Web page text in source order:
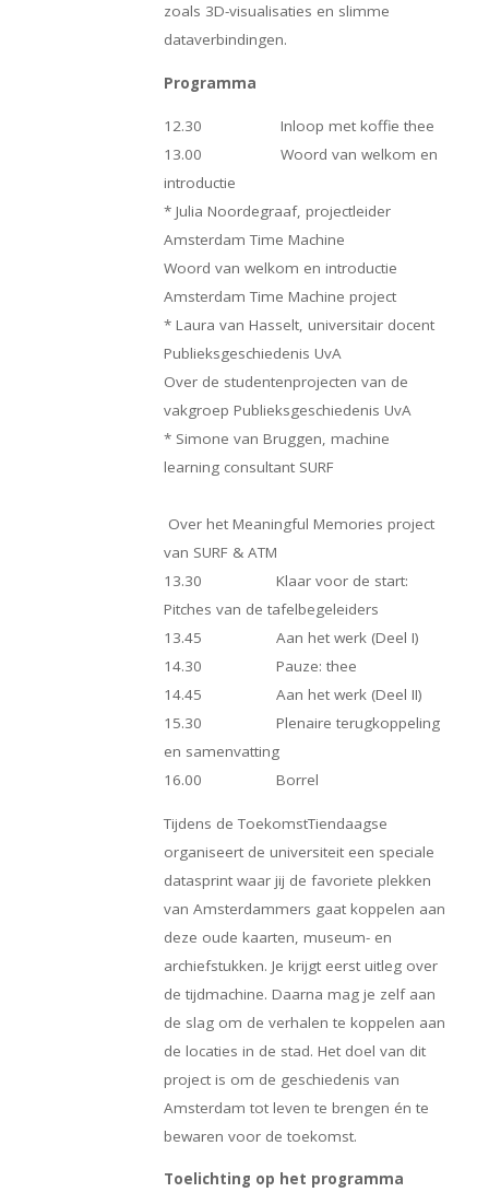
zoals 3D-visualisaties en slimme
dataverbindingen.
Programma
12.30 Inloop met koffie thee
13.00 Woord van welkom en
introductie
* Julia Noordegraaf, projectleider
Amsterdam Time Machine
Woord van welkom en introductie
Amsterdam Time Machine project
* Laura van Hasselt, universitair docent
Publieksgeschiedenis UvA
Over de studentenprojecten van de
vakgroep Publieksgeschiedenis UvA
* Simone van Bruggen, machine
learning consultant SURF
Over het Meaningful Memories project
van SURF & ATM
13.30 Klaar voor de start:
Pitches van de tafelbegeleiders
13.45 Aan het werk (Deel I)
14.30 Pauze: thee
14.45 Aan het werk (Deel II)
15.30 Plenaire terugkoppeling
en samenvatting
16.00 Borrel
Tijdens de ToekomstTiendaagse
organiseert de universiteit een speciale
datasprint waar jij de favoriete plekken
van Amsterdammers gaat koppelen aan
deze oude kaarten, museum- en
archiefstukken. Je krijgt eerst uitleg over
de tijdmachine. Daarna mag je zelf aan
de slag om de verhalen te koppelen aan
de locaties in de stad. Het doel van dit
project is om de geschiedenis van
Amsterdam tot leven te brengen én te
bewaren voor de toekomst.
Toelichting op het programma